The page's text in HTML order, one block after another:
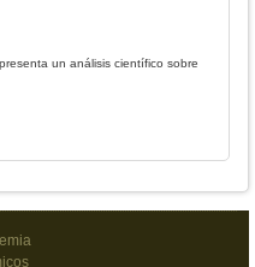
un análisis científico sobre